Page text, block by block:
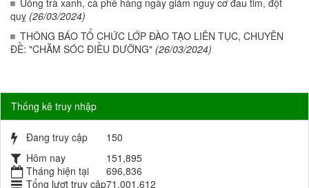
Uống trà xanh, cà phê hàng ngày giảm nguy cơ đau tim, đột
quỵ (26/03/2024)
THÔNG BÁO TỔ CHỨC LỚP ĐÀO TẠO LIÊN TỤC, CHUYÊN
ĐỀ: "CHĂM SÓC ĐIỀU DƯỠNG" (26/03/2024)
Thống kê truy nhập
Đang truy cập
150
Hôm nay
151,895
Tháng hiện tại
696,836
Tổng lượt truy cập71,001,612